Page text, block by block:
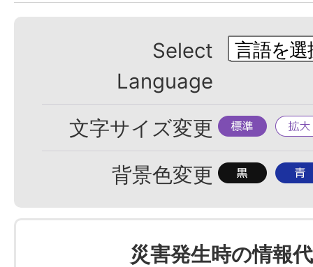
Select
Language
文字サイズ変更 標
準
拡
大
背景色変更 背
色
を
背
色
を
災害発生時の情報